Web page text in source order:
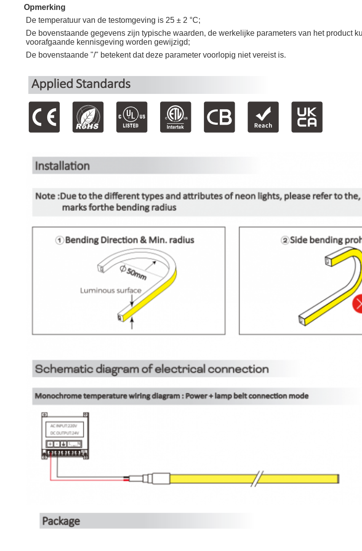
Opmerking
De temperatuur van de testomgeving is 25 ± 2 °C;
De bovenstaande gegevens zijn typische waarden, de werkelijke parameters van het product
voorafgaande kennisgeving worden gewijzigd;
De bovenstaande "/" betekent dat deze parameter voorlopig niet vereist is.